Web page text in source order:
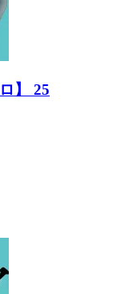
】 25